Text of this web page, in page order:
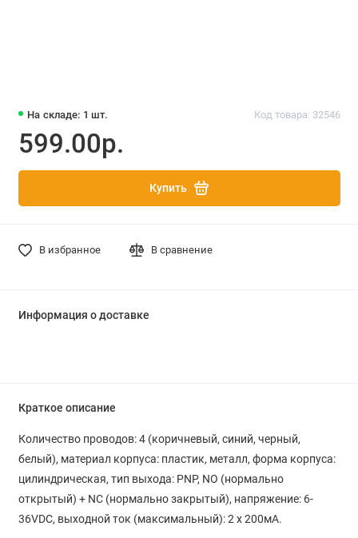
На складе: 1 шт. Код товара: 32546
599.00р.
Купить
В избранное В сравнение
Информация о доставке
Краткое описание
Количество проводов: 4 (коричневый, синий, черный,
белый), материал корпуса: пластик, металл, форма корпуса:
цилиндрическая, тип выхода: PNP, NO (нормально
открытый) + NC (нормально закрытый), напряжение: 6-
36VDС, выходной ток (максимальный): 2 x 200мА.